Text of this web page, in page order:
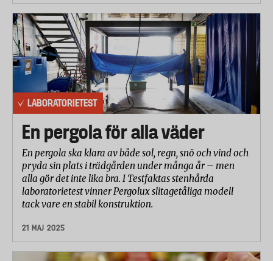
LABORATORIETEST
En pergola för alla väder
En pergola ska klara av både sol, regn, snö och vind och
pryda sin plats i trädgården under många år – men
alla gör det inte lika bra. I Testfaktas stenhårda
laboratorietest vinner Pergolux slitagetåliga modell
tack vare en stabil konstruktion.
21 MAJ 2025